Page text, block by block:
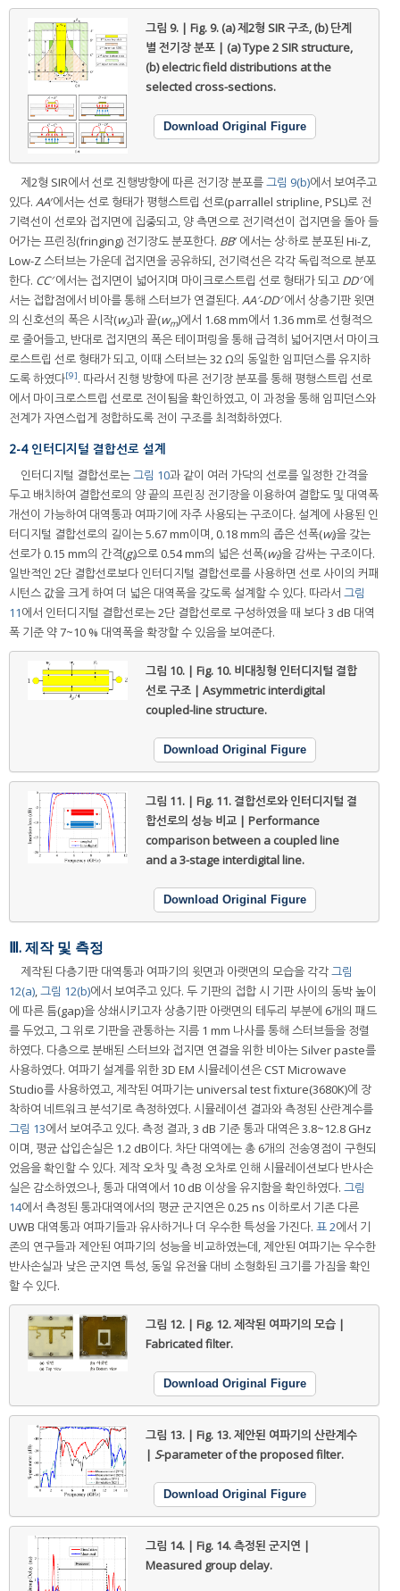
그림 9. | Fig. 9. (a) 제2형 SIR 구조, (b) 단계
별 전기장 분포 | (a) Type 2 SIR structure,
(b) electric field distributions at the
selected cross-sections.
Download Original Figure
제2형 SIR에서 선로 진행방향에 따른 전기장 분포를그림 9(b)에서 보여주고
있다. AA′에서는 선로 형태가 평행스트립 선로(parrallel stripline, PSL)로 전
기력선이 선로와 접지면에 집중되고, 양 측면으로 전기력선이 접지면을 돌아 들
어가는 프린징(fringing) 전기장도 분포한다. BB′ 에서는 상·하로 분포된 Hi-Z,
Low-Z 스터브는 가운데 접지면을 공유하되, 전기력선은 각각 독립적으로 분포
한다. CC′에서는 접지면이 넓어지며 마이크로스트립 선로 형태가 되고 DD′에
서는 접합점에서 비아를 통해 스터브가 연결된다. AA′-DD′에서 상층기판 윗면
의 신호선의 폭은 시작(ws)과 끝(wm)에서 1.68 mm에서 1.36 mm로 선형적으
로 줄어들고, 반대로 접지면의 폭은 테이퍼링을 통해 급격히 넓어지면서 마이크
로스트립 선로 형태가 되고, 이때 스터브는 32 Ω의 동일한 임피던스를 유지하
도록 하였다[9]. 따라서 진행 방향에 따른 전기장 분포를 통해 평행스트립 선로
에서 마이크로스트립 선로로 전이됨을 확인하였고, 이 과정을 통해 임피던스와
전계가 자연스럽게 정합하도록 전이 구조를 최적화하였다.
2-4 인터디지털 결합선로 설계
인터디지털 결합선로는그림 10과 같이 여러 가닥의 선로를 일정한 간격을
두고 배치하여 결합선로의 양 끝의 프린징 전기장을 이용하여 결합도 및 대역폭
개선이 가능하여 대역통과 여파기에 자주 사용되는 구조이다. 설계에 사용된 인
터디지털 결합선로의 길이는 5.67 mm이며, 0.18 mm의 좁은 선폭(wi)을 갖는
선로가 0.15 mm의 간격(gi)으로 0.54 mm의 넓은 선폭(wt)을 감싸는 구조이다.
일반적인 2단 결합선로보다 인터디지털 결합선로를 사용하면 선로 사이의 커패
시턴스 값을 크게 하여 더 넓은 대역폭을 갖도록 설계할 수 있다. 따라서 그림
11에서 인터디지털 결합선로는 2단 결합선로로 구성하였을 때 보다 3 dB 대역
폭 기준 약 7~10 % 대역폭을 확장할 수 있음을 보여준다.
그림 10. | Fig. 10. 비대칭형 인터디지털 결합
선로 구조 | Asymmetric interdigital
coupled-line structure.
Download Original Figure
그림 11. | Fig. 11. 결합선로와 인터디지털 결
합선로의 성능 비교 | Performance
comparison between a coupled line
and a 3-stage interdigital line.
Download Original Figure
Ⅲ. 제작 및 측정
제작된 다층기판 대역통과 여파기의 윗면과 아랫면의 모습을 각각그림
12(a),그림 12(b)에서 보여주고 있다. 두 기판의 접합 시 기판 사이의 동박 높이
에 따른 틈(gap)을 상쇄시키고자 상층기판 아랫면의 테두리 부분에 6개의 패드
를 두었고, 그 위로 기판을 관통하는 지름 1 mm 나사를 통해 스터브들을 정렬
하였다. 다층으로 분배된 스터브와 접지면 연결을 위한 비아는 Silver paste를
사용하였다. 여파기 설계를 위한 3D EM 시뮬레이션은 CST Microwave
Studio를 사용하였고, 제작된 여파기는 universal test fixture(3680K)에 장
착하여 네트워크 분석기로 측정하였다. 시뮬레이션 결과와 측정된 산란계수를
그림 13에서 보여주고 있다. 측정 결과, 3 dB 기준 통과 대역은 3.8~12.8 GHz
이며, 평균 삽입손실은 1.2 dB이다. 차단 대역에는 총 6개의 전송영점이 구현되
었음을 확인할 수 있다. 제작 오차 및 측정 오차로 인해 시뮬레이션보다 반사손
실은 감소하였으나, 통과 대역에서 10 dB 이상을 유지함을 확인하였다. 그림
14에서 측정된 통과대역에서의 평균 군지연은 0.25 ns 이하로서 기존 다른
UWB 대역통과 여파기들과 유사하거나 더 우수한 특성을 가진다. 표 2에서 기
존의 연구들과 제안된 여파기의 성능을 비교하였는데, 제안된 여파기는 우수한
반사손실과 낮은 군지연 특성, 동일 유전율 대비 소형화된 크기를 가짐을 확인
할 수 있다.
그림 12. | Fig. 12.제작된 여파기의 모습 |
Fabricated filter.
Download Original Figure
그림 13. | Fig. 13.제안된 여파기의 산란계수
| S-parameter of the proposed filter.
Download Original Figure
그림 14. | Fig. 14.측정된 군지연 |
Measured group delay.